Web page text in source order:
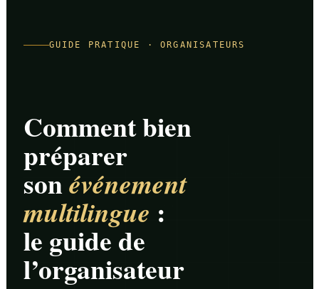
GUIDE PRATIQUE · ORGANISATEURS
Comment bien
préparer
sonévénement
multilingue :
le guide de
l’organisateur